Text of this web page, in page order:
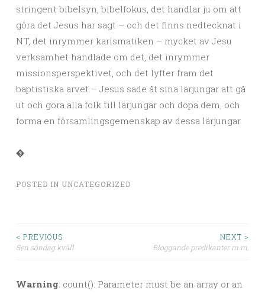
stringent bibelsyn, bibelfokus, det handlar ju om att
göra det Jesus har sagt – och det finns nedtecknat i
NT, det inrymmer karismatiken – mycket av Jesu
verksamhet handlade om det, det inrymmer
missionsperspektivet, och det lyfter fram det
baptistiska arvet – Jesus sade åt sina lärjungar att gå
ut och göra alla folk till lärjungar och döpa dem, och
forma en församlingsgemenskap av dessa lärjungar.
�
POSTED IN UNCATEGORIZED
Post navigation
< PREVIOUS
Sen söndag kväll
NEXT >
Bloggande predikanter m.m.
Warning: count(): Parameter must be an array or an